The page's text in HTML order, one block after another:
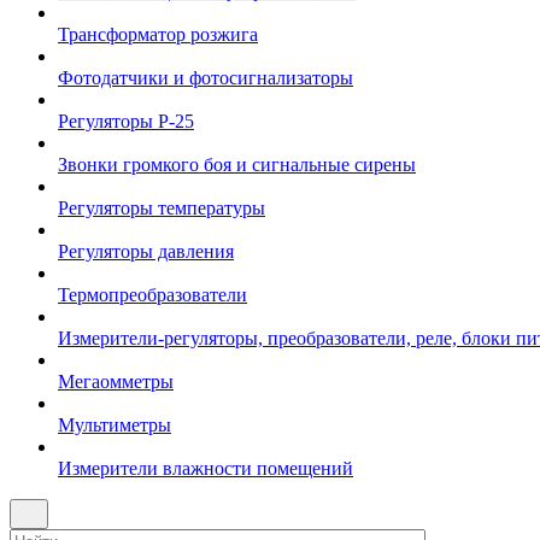
Трансформатор розжига
Фотодатчики и фотосигнализаторы
Регуляторы Р-25
Звонки громкого боя и сигнальные сирены
Регуляторы температуры
Регуляторы давления
Термопреобразователи
Измерители-регуляторы, преобразователи, реле, блоки
Мегаомметры
Мультиметры
Измерители влажности помещений